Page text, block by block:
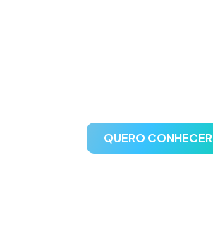
QUERO CONHECER